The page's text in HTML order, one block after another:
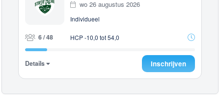
wo 26 augustus 2026
Individueel
6 / 48 HCP -10,0 tot 54,0
Details Inschrijven